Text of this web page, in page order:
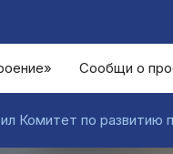
Сообщи о
Комитет по